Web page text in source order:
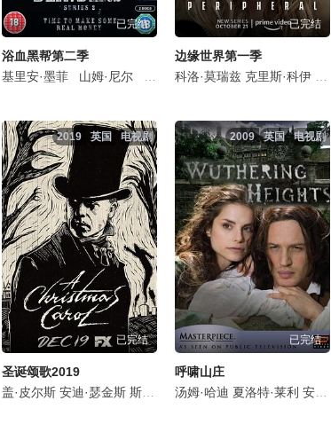
西莉亚·伊姆里 科林·摩根 斯嘉丽·雷纳 库珀·特纳 吉米索拉·
杰瑞德·莱托 伊德瑞斯·艾尔巴 爱丽森·布里 詹姆斯·鲍弗
已完结
浴血黑帮第二季
基里安·墨菲
山姆·尼尔 汤姆·哈迪 夏洛特·莱利 海伦·
已完结
边缘世界第一季
科洛·莫瑞兹 克里斯·科伊
玛格特·莱斯特 塔马拉·劳伦斯 亚当·詹姆斯 普莉安卡·伯福德
Kierston Wareing Margot Leicester 布莱恩·考克斯
电视剧
英国
2019
已完结
圣诞颂歌2019
盖·皮尔斯 安迪·瑟金斯 斯蒂芬·格拉汉姆 乔·阿尔文 夏洛特·
电视剧
英国
2009
已完结
呼啸山庄
汤姆·哈迪 夏洛特·莱利 安德鲁·林肯